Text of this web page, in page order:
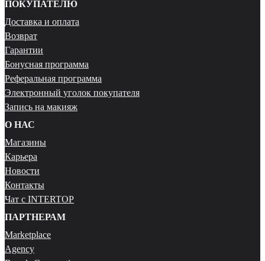
ПОКУПАТЕЛЮ
Доставка и оплата
Возврат
Гарантии
Бонусная программа
Реферальная программа
Электронный уголок покупателя
Запись на макияж
О НАС
Магазины
Карьера
Новости
Контакты
Чат с INTERTOP
ПАРТНЕРАМ
Marketplace
Agency